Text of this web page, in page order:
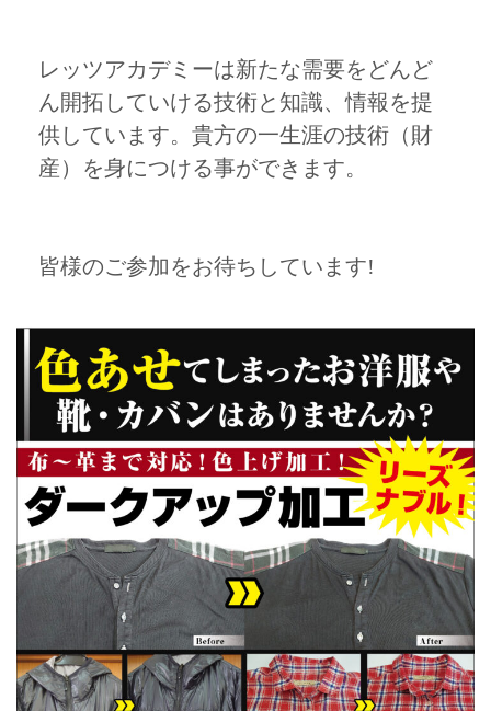
レッツアカデミーは新たな需要をどんど
ん開拓していける技術と知識、情報を提
供しています。貴方の一生涯の技術（財
産）を身につける事ができます。
皆様のご参加をお待ちしています!